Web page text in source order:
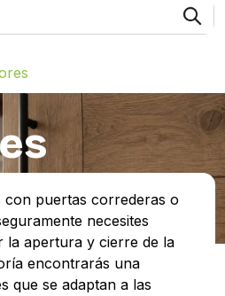
con puertas correderas o
necesites
la apertura y cierre de la
encontrarás una
que se adaptan a las